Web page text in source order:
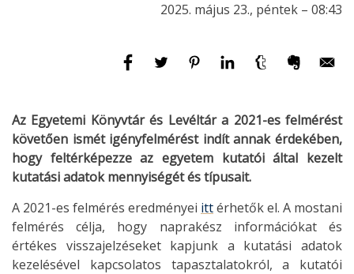
2025. május 23., péntek – 08:43
Az Egyetemi Könyvtár és Levéltár a 2021-es felmérést
követően ismét igényfelmérést indít annak érdekében,
hogy feltérképezze az egyetem kutatói által kezelt
kutatási adatok mennyiségét és típusait.
A 2021-es felmérés eredményei ittérhetők el. A mostani
felmérés célja, hogy naprakész információkat és
értékes visszajelzéseket kapjunk a kutatási adatok
kezelésével kapcsolatos tapasztalatokról, a kutatói